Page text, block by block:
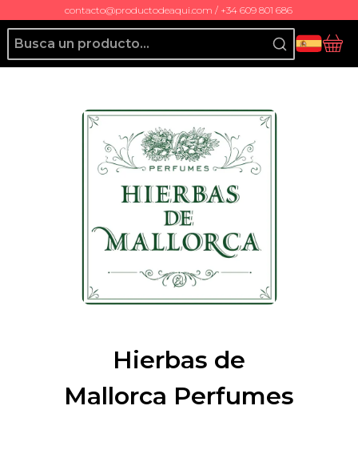
contacto@productodeaqui.com / +34 609 801 686
Producto de Aquí
Hierbas de
Mallorca Perfumes